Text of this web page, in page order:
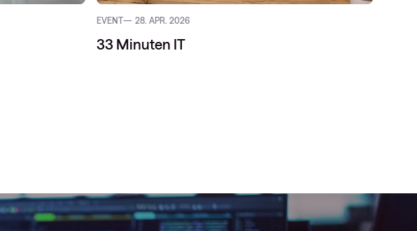
EVENT 28. APR. 2026
33 Minuten IT